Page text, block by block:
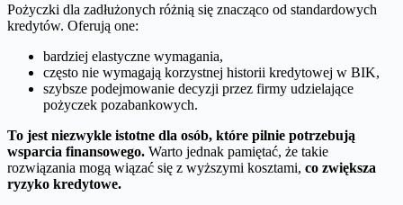
Pożyczki dla zadłużonych różnią się znacząco od standardowych
kredytów. Oferują one:
bardziej elastyczne wymagania,
często nie wymagają korzystnej historii kredytowej w BIK,
szybsze podejmowanie decyzji przez firmy udzielające
pożyczek pozabankowych.
To jest niezwykle istotne dla osób, które pilnie potrzebują
wsparcia finansowego. Warto jednak pamiętać, że takie
rozwiązania mogą wiązać się z wyższymi kosztami, co zwiększa
ryzyko kredytowe.